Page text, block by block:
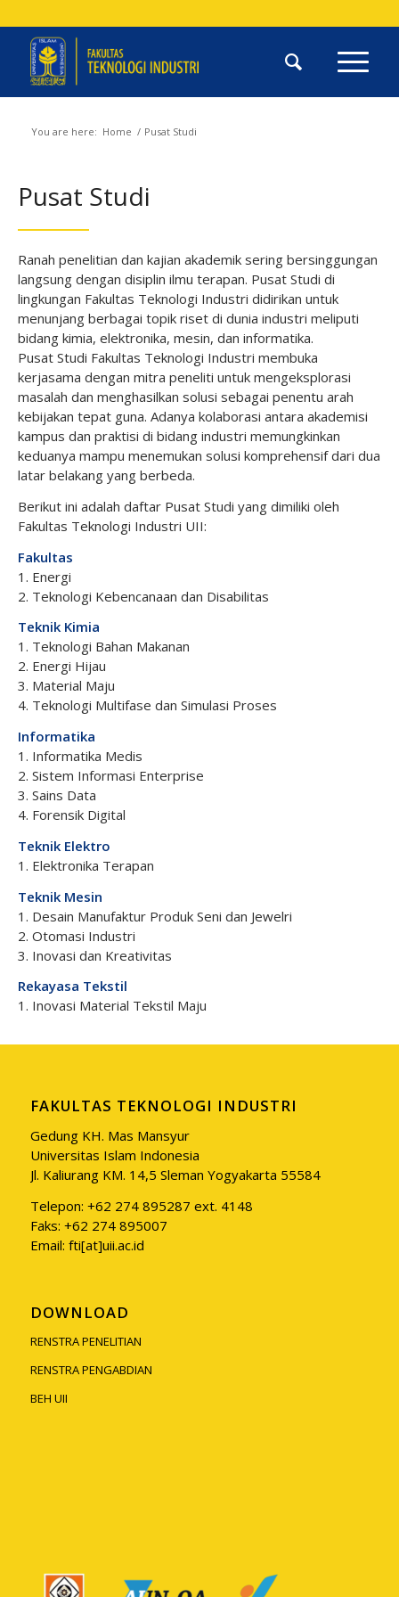
You are here: Home / Pusat Studi
Pusat Studi
Ranah penelitian dan kajian akademik sering bersinggungan
langsung dengan disiplin ilmu terapan. Pusat Studi di
lingkungan Fakultas Teknologi Industri didirikan untuk
menunjang berbagai topik riset di dunia industri meliputi
bidang kimia, elektronika, mesin, dan informatika.
Pusat Studi Fakultas Teknologi Industri membuka
kerjasama dengan mitra peneliti untuk mengeksplorasi
masalah dan menghasilkan solusi sebagai penentu arah
kebijakan tepat guna. Adanya kolaborasi antara akademisi
kampus dan praktisi di bidang industri memungkinkan
keduanya mampu menemukan solusi komprehensif dari dua
latar belakang yang berbeda.
Berikut ini adalah daftar Pusat Studi yang dimiliki oleh
Fakultas Teknologi Industri UII:
Fakultas
1. Energi
2. Teknologi Kebencanaan dan Disabilitas
Teknik Kimia
1. Teknologi Bahan Makanan
2. Energi Hijau
3. Material Maju
4. Teknologi Multifase dan Simulasi Proses
Informatika
1. Informatika Medis
2. Sistem Informasi Enterprise
3. Sains Data
4. Forensik Digital
Teknik Elektro
1. Elektronika Terapan
Teknik Mesin
1. Desain Manufaktur Produk Seni dan Jewelri
2. Otomasi Industri
3. Inovasi dan Kreativitas
Rekayasa Tekstil
1. Inovasi Material Tekstil Maju
FAKULTAS TEKNOLOGI INDUSTRI
Gedung KH. Mas Mansyur
Universitas Islam Indonesia
Jl. Kaliurang KM. 14,5 Sleman Yogyakarta 55584
Telepon: +62 274 895287 ext. 4148
Faks: +62 274 895007
Email: fti[at]uii.ac.id
DOWNLOAD
RENSTRA PENELITIAN
RENSTRA PENGABDIAN
BEH UII